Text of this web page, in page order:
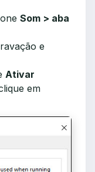
Som > aba
e
Ativar
em